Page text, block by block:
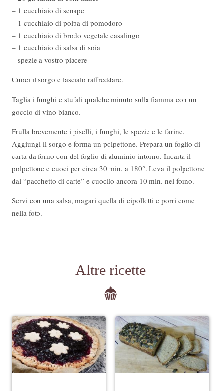
– 1 cucchiaio di senape
– 1 cucchiaio di polpa di pomodoro
– 1 cucchiaio di brodo vegetale casalingo
– 1 cucchiaio di salsa di soia
– spezie a vostro piacere
Cuoci il sorgo e lascialo raffreddare.
Taglia i funghi e stufali qualche minuto sulla fiamma con un
goccio di vino bianco.
Frulla brevemente i piselli, i funghi, le spezie e le farine.
Aggiungi il sorgo e forma un polpettone. Prepara un foglio di
carta da forno con del foglio di aluminio intorno. Incarta il
polpettone e cuoci per circa 30 min. a 180°. Leva il polpettone
dal “pacchetto di carte” e cuocilo ancora 10 min. nel forno.
Servi con una salsa, magari quella di cipollotti e porri come
nella foto.
Altre ricette